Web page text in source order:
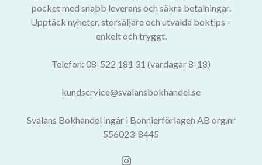
pocket med snabb leverans och säkra betalningar.
Upptäck nyheter, storsäljare och utvalda boktips –
enkelt och tryggt.
Telefon: 08-522 181 31 (vardagar 8-18)
kundservice@svalansbokhandel.se
Svalans Bokhandel ingår i Bonnierförlagen AB org.nr
556023-8445